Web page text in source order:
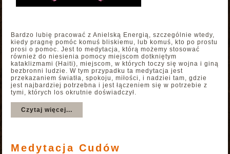
Bardzo lubię pracować z Anielską Energią, szczególnie wtedy,
kiedy pragnę pomóc komuś bliskiemu, lub komuś, kto po prostu
prosi o pomoc. Jest to medytacja, którą możemy stosować
również do niesienia pomocy miejscom dotkniętym
kataklizmami (Haiti), miejscom, w których toczy się wojna i giną
bezbronni ludzie. W tym przypadku ta medytacja jest
przekazaniem światła, spokoju, miłości, i nadziei tam, gdzie
jest najbardziej potrzebna i jest łączeniem się w potrzebie z
tymi, których los okrutnie doświadczył.
Czytaj więcej...
Medytacja Cudów